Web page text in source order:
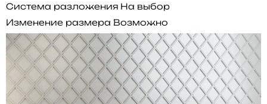
Система разложения На выбор
Изменение размера Возможно